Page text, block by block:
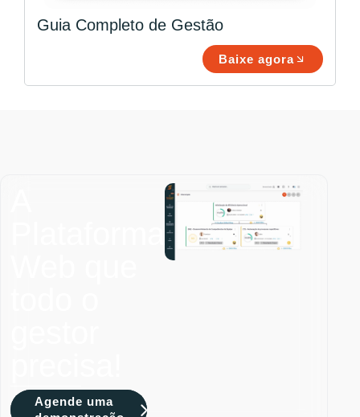
Guia Completo de Gestão
Baixe agora
Agende uma